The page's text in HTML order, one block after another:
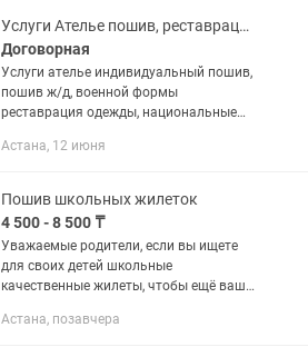
формы,рабочие...
Услуги Ателье пошив, реставрация одежды, массовый пошив
Договорная
Услуги ателье индивидуальный пошив,
пошив ж/д, военной формы
реставрация одежды, национальные
униформа, дресскод, шторы,
пошив, сценические...
Астана, 12 июня
Пошив школьных жилеток
4 500 - 8 500 ₸
Уважаемые родители, если вы ищете
для своих детей школьные
качественные жилеты, чтобы ещё ваш
носил, то мы Вам в этом поможем🤗
Астана, позавчера